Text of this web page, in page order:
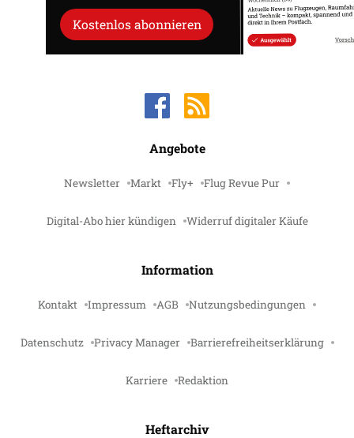
Kostenlos abonnieren
Angebote
Newsletter Markt Fly+ Flug Revue Pur
Digital-Abo hier kündigen Widerruf digitaler Käufe
Information
Kontakt Impressum AGB Nutzungsbedingungen
Datenschutz Privacy Manager Barrierefreiheitserklärung
Karriere Redaktion
Heftarchiv